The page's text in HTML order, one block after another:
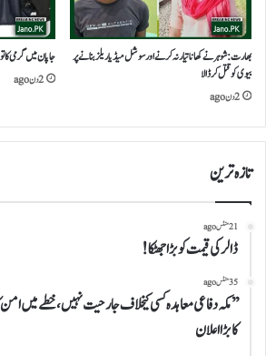
بھارت:شوہر نے کھانا تیار نہ کرنے اور سوشل میڈیا ریلز بنانے پر
بیوی کو قتل کرڈالا
2 دن ago
جاپان میں گرمی
2 دن ago
تازہ ترین
21 منٹس ago
ڈالر کی قیمت کو بڑا جھٹکا!
35 منٹس ago
’’مکہ دفاعی معاہدہ کسی کیخلاف جارحیت نہیں،خطے میں
کابڑااعلان